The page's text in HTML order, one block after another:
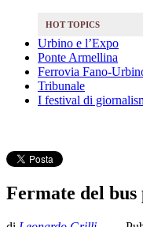
HOT TOPICS
Urbino e l’Expo
Ponte Armellina
Ferrovia Fano-
Tribunale
I festival di
Fermate del